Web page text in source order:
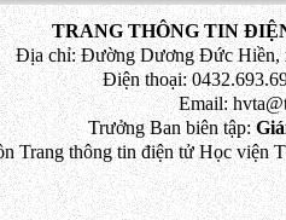
TRANG THÔNG TIN
Địa chỉ: Đường Dương Đức Hiền,
Điện thoại:
Email:
Trưởng Ban biên tập:
Trang thông tin điện tử Học viện